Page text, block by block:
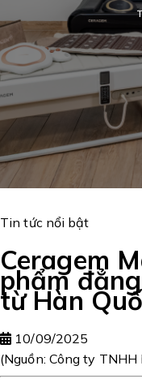
Tin tức nổi bật
Ceragem
phẩm
từ Hàn
10/09/2025
(Nguồn: Công ty